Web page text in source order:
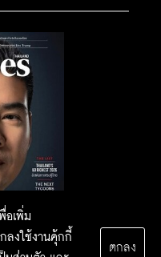
อเพิ่ม
ลงใช้งานคุ้กกี้
ตกลง